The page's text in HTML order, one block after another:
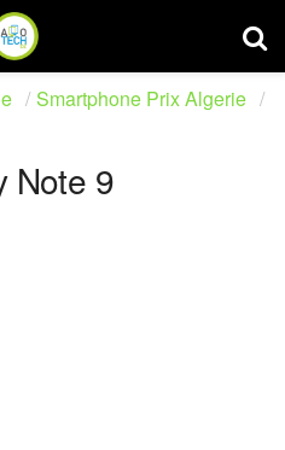
Smartphone Prix Algerie
Note 9